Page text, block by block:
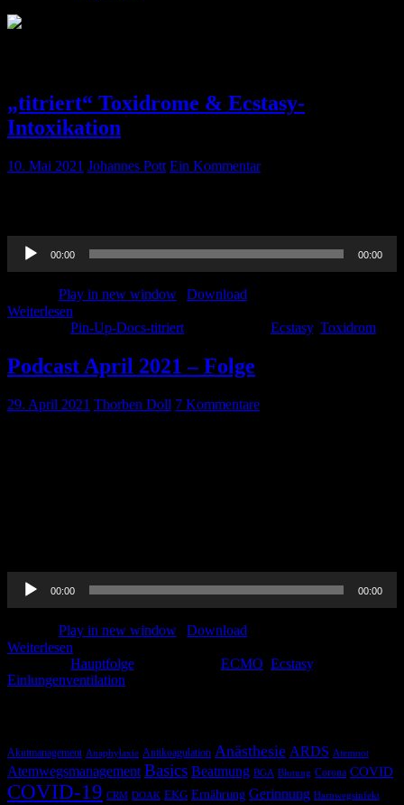
„titriert“ Toxidrome & Ecstasy-
Intoxikation
10. Mai 2021 Johannes Pott Ein Kommentar
Audio-
Player
00:00 00:00
Play in new window
Download
Weiterlesen
Pin-Up-Docs-titriert Ecstasy, Toxidrom
Podcast April 2021 – Folge
29. April 2021 Thorben Doll 7 Kommentare
Audio-
Player
00:00 00:00
Play in new window
Download
Weiterlesen
Hauptfolge ECMO Ecstasy,
Einlungenventilation
Akutmanagement Anaphylaxie Antikoagulation Anästhesie ARDS Atemnot
Atemwegsmanagement Basics Beatmung BGA Blutung Corona COVID
COVID-19 CRM DOAK EKG Ernährung Gerinnung Harnwegsinfekt